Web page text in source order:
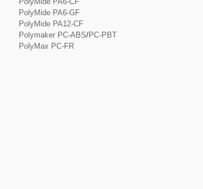
PolyMide PA6-GF
PolyMide PA12-CF
Polymaker PC-ABS/PC-PBT
PolyMax PC-FR